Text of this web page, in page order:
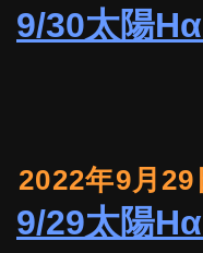
9/30太陽
2022年9月29
9/29太陽